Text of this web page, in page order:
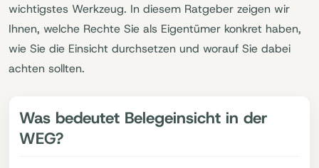
wichtigstes Werkzeug. In diesem Ratgeber zeigen wir
Ihnen, welche Rechte Sie als Eigentümer konkret haben,
wie Sie die Einsicht durchsetzen und worauf Sie dabei
achten sollten.
Was bedeutet Belegeinsicht in der
WEG?